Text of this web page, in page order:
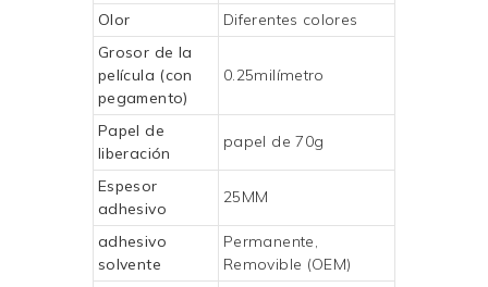
Olor
Diferentes colores
Grosor de la
película (con
pegamento)
0.25milímetro
Papel de
liberación
papel de 70g
Espesor
adhesivo
25MM
adhesivo
solvente
Permanente,
Removible (OEM)